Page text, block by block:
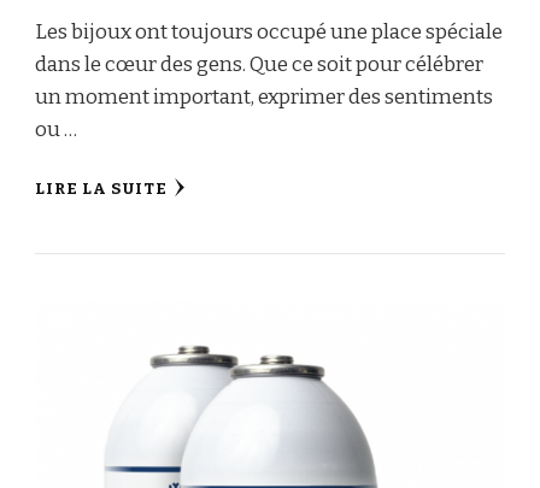
Les bijoux ont toujours occupé une place spéciale
dans le cœur des gens. Que ce soit pour célébrer
un moment important, exprimer des sentiments
ou …
LIRE LA SUITE